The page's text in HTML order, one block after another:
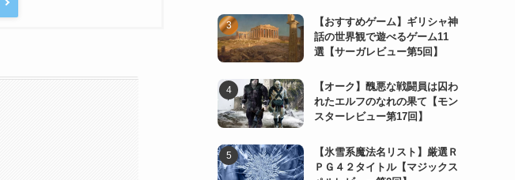
【おすすめゲーム】ギリシャ神
話の世界観で遊べるゲーム11
選【サーガレビュー第5回】
【オーク】醜悪な戦闘員は囚わ
れたエルフのなれの果て【モン
スターレビュー第17回】
【氷雪系魔法名リスト】厳選Ｒ
ＰＧ４２タイトル【マジックス